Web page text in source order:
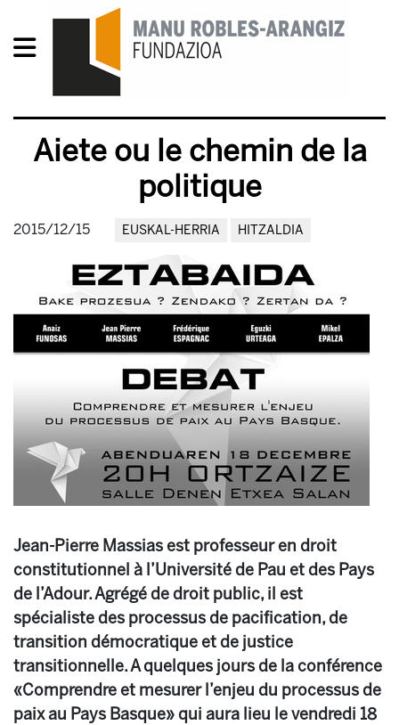
Aiete ou le chemin de la
politique
2015/12/15 EUSKAL-HERRIA HITZALDIA
Jean-Pierre Massias est professeur en droit
constitutionnel à l’Université de Pau et des Pays
de l’Adour. Agrégé de droit public, il est
spécialiste des processus de pacification, de
transition démocratique et de justice
transitionnelle. A quelques jours de la conférence
«Comprendre et mesurer l’enjeu du processus de
paix au Pays Basque» qui aura lieu le vendredi 18